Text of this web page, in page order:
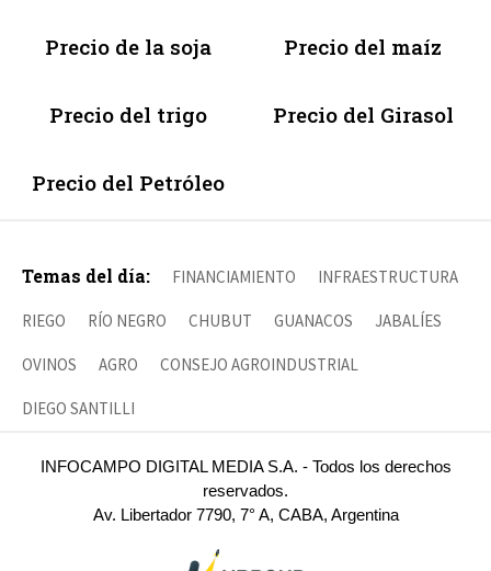
Precio de la soja Precio del maíz
Precio del trigo Precio del Girasol
Precio del Petróleo
Temas del día: FINANCIAMIENTO INFRAESTRUCTURA
RIEGO RÍO NEGRO CHUBUT GUANACOS JABALÍES
OVINOS AGRO CONSEJO AGROINDUSTRIAL
DIEGO SANTILLI
INFOCAMPO DIGITAL MEDIA S.A. - Todos los derechos
reservados.
Av. Libertador 7790, 7° A, CABA, Argentina